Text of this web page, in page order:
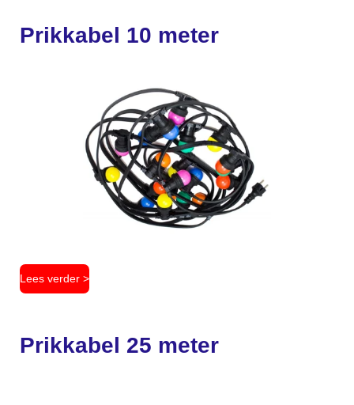
Prikkabel 10 meter
Lees verder >
Prikkabel 25 meter